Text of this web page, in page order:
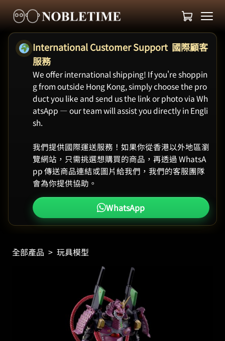
International Customer Support 國際顧客
服務
We offer international shipping! If you're shoppin
g from outside Hong Kong, simply choose the pro
duct you like and send us the link or photo via Wh
atsApp — our team will assist you directly in Engli
sh.
我們提供國際運送服務！如果你從香港以外地區瀏
覽網站，只需挑選想購買的商品，再透過 WhatsA
pp 傳送商品連結或圖片給我們，我們的客服團隊
會為你提供協助。
WhatsApp
全部產品 > 玩具模型